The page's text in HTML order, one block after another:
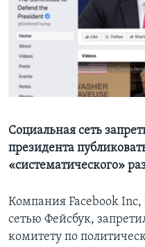
Learning English
СОЦИАЛЬНЫЕ СЕТИ
Языки
Социальная сеть
президента
«систематического»
Компания Facebook
сетью Фейсбук,
комитету по